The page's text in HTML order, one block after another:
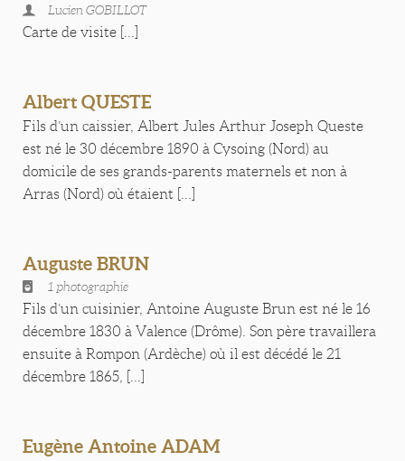
Lucien GOBILLOT
Carte de visite [...]
Albert QUESTE
Fils d’un caissier, Albert Jules Arthur Joseph Queste
est né le 30 décembre 1890 à Cysoing (Nord) au
domicile de ses grands-parents maternels et non à
Arras (Nord) où étaient [...]
Auguste BRUN
1 photographie
Fils d’un cuisinier, Antoine Auguste Brun est né le 16
décembre 1830 à Valence (Drôme). Son père travaillera
ensuite à Rompon (Ardèche) où il est décédé le 21
décembre 1865, [...]
Eugène Antoine ADAM